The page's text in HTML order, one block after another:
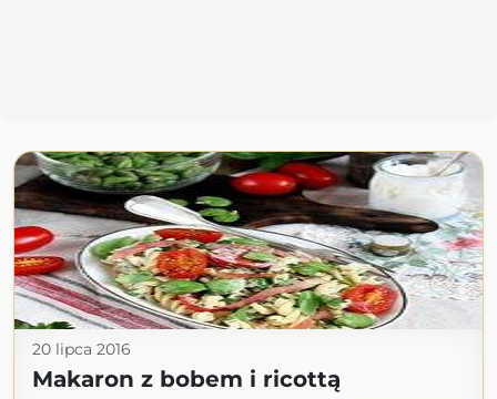
20 lipca 2016
Makaron z bobem i ricottą